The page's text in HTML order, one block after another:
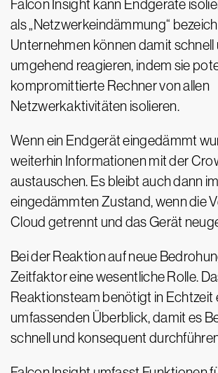
Falcon Insight kann Endgeräte
als „Netzwerkeindämmung“
Unternehmen können damit schnell
umgehend reagieren, indem sie
kompromittierte Rechner von allen
Netzwerkaktivitäten isolieren.
Wenn ein Endgerät eingedämmt
weiterhin Informationen mit der
austauschen. Es bleibt auch dann im
eingedämmten Zustand, wenn die
Cloud getrennt und das Gerät
Bei der Reaktion auf neue
Zeitfaktor eine wesentliche Rolle.
Reaktionsteam benötigt in Echtzeit
umfassenden Überblick, damit es
schnell und konsequent